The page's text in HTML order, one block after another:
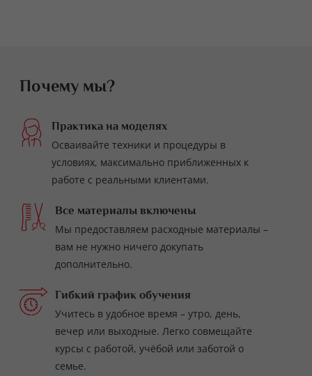
Почему мы?
Практика на моделях
Осваивайте техники и процедуры в
условиях, максимально приближенных к
работе с реальными клиентами.
Все материалы включены
Мы предоставляем расходные материалы –
вам не нужно ничего докупать
дополнительно.
Гибкий график обучения
Учитесь в удобное время – утро, день,
вечер или выходные. Легко совмещайте
курсы с работой, учёбой или заботой о
семье.